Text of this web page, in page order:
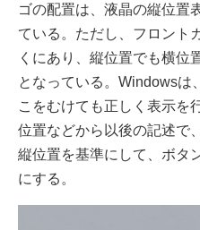
ゴの配置は、液晶の縦位置
ている。ただし、フロント
くにあり、縦位置でも横位
となっている。Windowsは
こをむけても正しく表示を
位置などから以後の記述で
縦位置を基準にして、ボタ
にする。